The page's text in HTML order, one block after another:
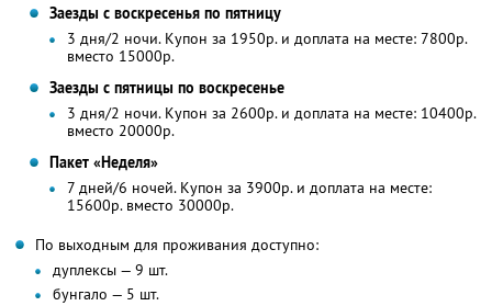
Заезды с воскресенья по пятницу
3 дня/2 ночи. Купон за 1950р. и доплата на месте: 7800р.
вместо 15000р.
Заезды с пятницы по воскресенье
3 дня/2 ночи. Купон за 2600р. и доплата на месте: 10400р.
вместо 20000р.
Пакет «Неделя»
7 дней/6 ночей. Купон за 3900р. и доплата на месте:
15600р. вместо 30000р.
По выходным для проживания доступно:
дуплексы — 9 шт.
бунгало — 5 шт.